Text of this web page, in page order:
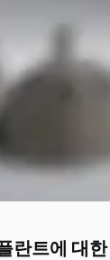
란트에 대한